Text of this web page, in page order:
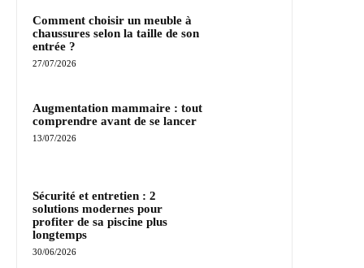
Comment choisir un meuble à
chaussures selon la taille de son
entrée ?
27/07/2026
Augmentation mammaire : tout
comprendre avant de se lancer
13/07/2026
Sécurité et entretien : 2
solutions modernes pour
profiter de sa piscine plus
longtemps
30/06/2026